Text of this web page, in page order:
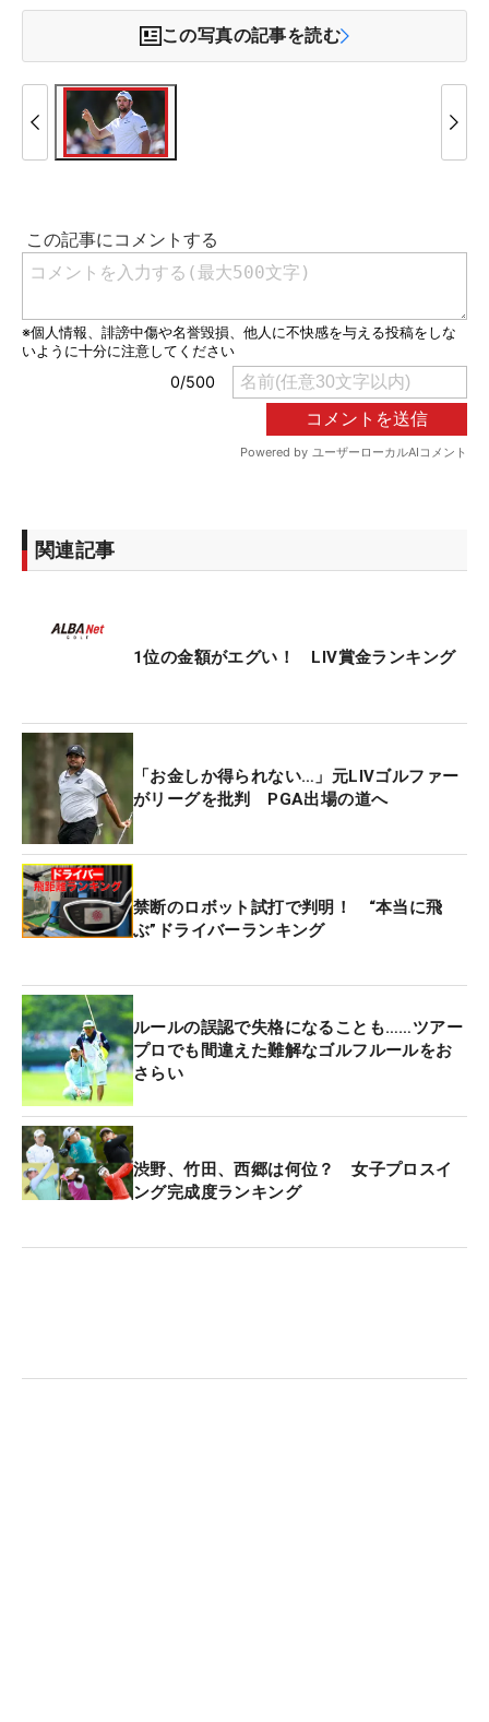
この写真の記事を読む
関連記事
1位の金額がエグい！ LIV賞金ランキング
「お金しか得られない…」元LIVゴルファー
がリーグを批判 PGA出場の道へ
禁断のロボット試打で判明！ “本当に飛
ぶ”ドライバーランキング
ルールの誤認で失格になることも……ツアー
プロでも間違えた難解なゴルフルールをお
さらい
渋野、竹田、西郷は何位？ 女子プロスイ
ング完成度ランキング